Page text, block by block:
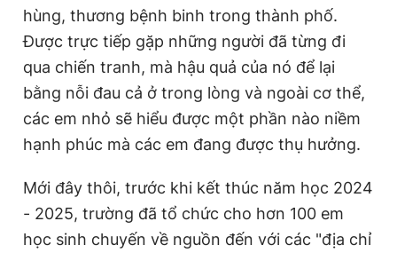
hùng, thương bệnh binh trong thành phố.
Được trực tiếp gặp những người đã từng đi
qua chiến tranh, mà hậu quả của nó để lại
bằng nỗi đau cả ở trong lòng và ngoài cơ thể,
các em nhỏ sẽ hiểu được một phần nào niềm
hạnh phúc mà các em đang được thụ hưởng.
Mới đây thôi, trước khi kết thúc năm học 2024
- 2025, trường đã tổ chức cho hơn 100 em
học sinh chuyến về nguồn đến với các "địa chỉ